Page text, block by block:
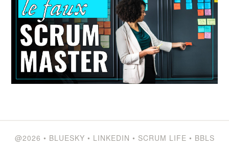
@2026 • BLUESKY • LINKEDIN • SCRUM LIFE • BBLS